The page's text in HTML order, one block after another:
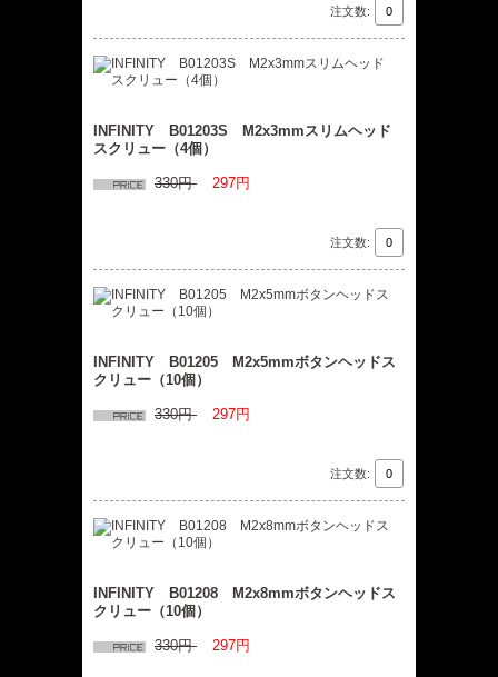
注文数:
INFINITY B01203S M2x3mmスリムヘッド
スクリュー（4個）
330円 297円
注文数:
INFINITY B01205 M2x5mmボタンヘッドス
クリュー（10個）
330円 297円
注文数:
INFINITY B01208 M2x8mmボタンヘッドス
クリュー（10個）
330円 297円